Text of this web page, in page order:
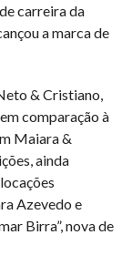
carreira da
a marca de
& Cristiano,
comparação à
Maiara &
ainda
Azevedo e
Birra”, nova de